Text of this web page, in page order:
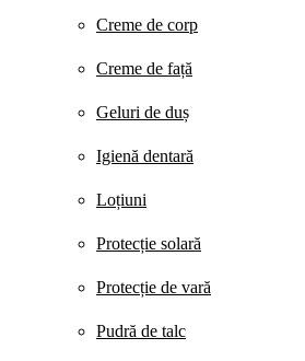
Creme de corp
Creme de față
Geluri de duș
Igienă dentară
Loțiuni
Protecție solară
Protecție de vară
Pudră de talc